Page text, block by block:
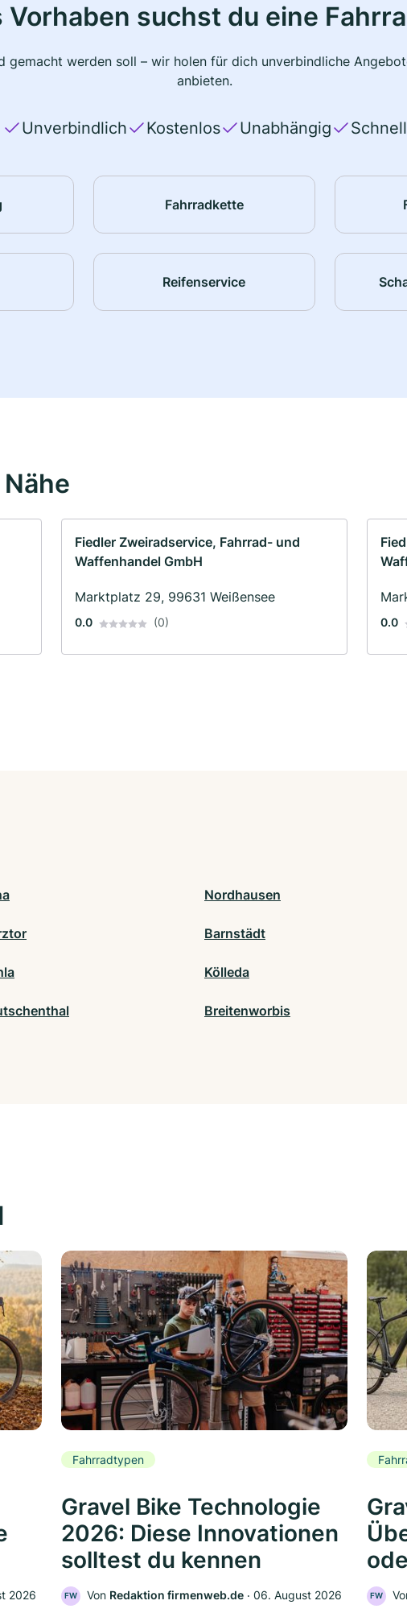
Vorhaben suchst du eine
gemacht werden soll – wir holen für dich unverbindliche
anbieten.
Unverbindlich Kostenlos Unabhängig Schnell
Fahrradkette
Reifenservice
Fiedler Zweiradservice, Fahrrad- und
Waffenhandel GmbH
Marktplatz 29, 99631 Weißensee
0.0 (0) 0.0
Nordhausen
Barnstädt
Kölleda
Breitenworbis
2026
Fahrradtypen
Gravel Bike Technologie
2026: Diese Innovationen
solltest du kennen
FW Von Redaktion firmenweb.de ‧ 06. August 2026 FW